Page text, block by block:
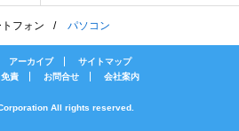
トフォン パソコン
アーカイブ
サイトマップ
免責 お問合せ 会社案内
All rights reserved.